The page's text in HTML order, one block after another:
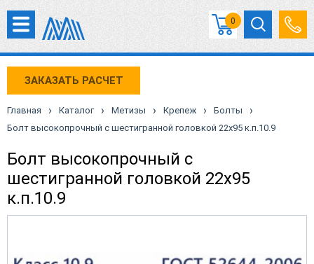
0
ЗАКАЗАТЬ РАСЧЕТ
Главная › Каталог › Метизы › Крепеж › Болты ›
Болт высокопрочный с шестигранной головкой 22х95 к.п.10.9
Болт высокопрочный с
шестигранной головкой 22х95
к.п.10.9